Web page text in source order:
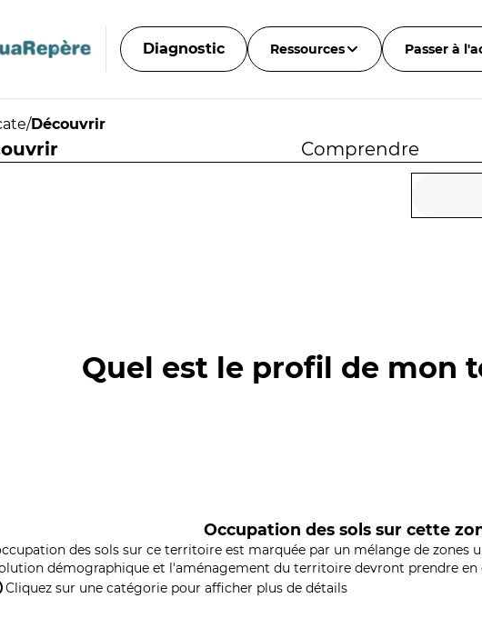
Diagnostic Ressources Passer à
/Découvrir
Comprendre
Quel est le profil de mon
Occupation des sols sur cette
des sols sur ce territoire est marquée par un mélange de zones
démographique et l'aménagement du territoire devront prendre en
Cliquez sur une catégorie pour afficher plus de détails